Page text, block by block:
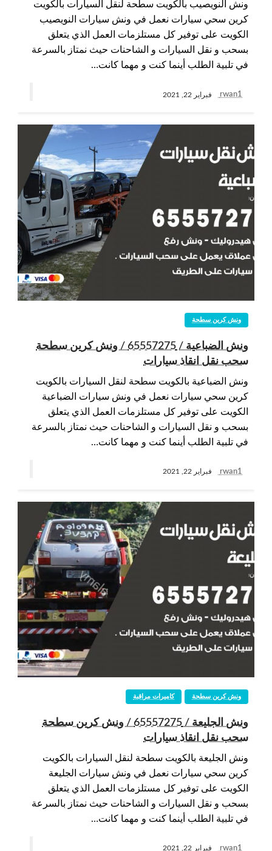
ونش النويصيب بالكويت سطحة لنقل السيارات بالكويت
كرين سحي سيارات نعمل في ونش سيارات النويصيب
الكويت على توفير كل مستلزمات العمل الذي يتعلق
بسحب و نقل السيارات و الشاحنات حيث نمتاز بالسرعة
في تلبية الطلب أينما كنت و مهما كانت…
rwan1 فبراير 22, 2021
ونش كرين سطحة
ونش الضباعية / 65557275 / ونش كرين سطحة
سحب نقل انقاذ سيارات
ونش الضباعية بالكويت سطحة لنقل السيارات بالكويت
كرين سحي سيارات نعمل في ونش سيارات الضباعية
الكويت على توفير كل مستلزمات العمل الذي يتعلق
بسحب و نقل السيارات و الشاحنات حيث نمتاز بالسرعة
في تلبية الطلب أينما كنت و مهما كانت…
rwan1 فبراير 22, 2021
كاميرات مراقبة ونش كرين سطحة
ونش الجليعة / 65557275 / ونش كرين سطحة
سحب نقل انقاذ سيارات
ونش الجليعة بالكويت سطحة لنقل السيارات بالكويت
كرين سحي سيارات نعمل في ونش سيارات الجليعة
الكويت على توفير كل مستلزمات العمل الذي يتعلق
بسحب و نقل السيارات و الشاحنات حيث نمتاز بالسرعة
في تلبية الطلب أينما كنت و مهما كانت…
rwan1 فبراير 22, 2021